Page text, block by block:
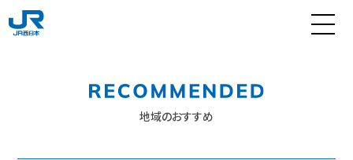
地域のおすすめ